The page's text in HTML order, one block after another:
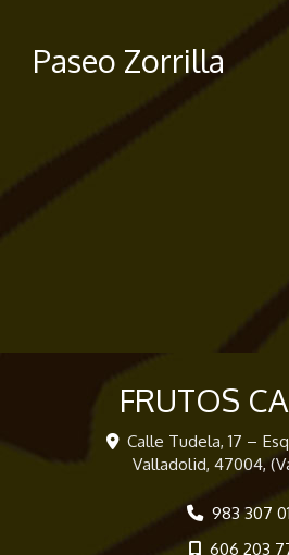
Paseo Zorrilla
FRUTOS
Calle Tudela, 17 –
Valladolid, 47004,
983 307
606 203